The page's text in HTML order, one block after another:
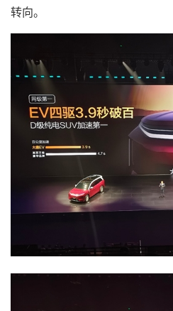
转向。